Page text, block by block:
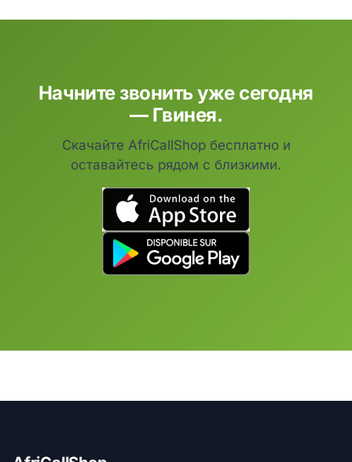
Начните звонить уже сегодня
— Гвинея.
Скачайте AfriCallShop бесплатно и
оставайтесь рядом с близкими.